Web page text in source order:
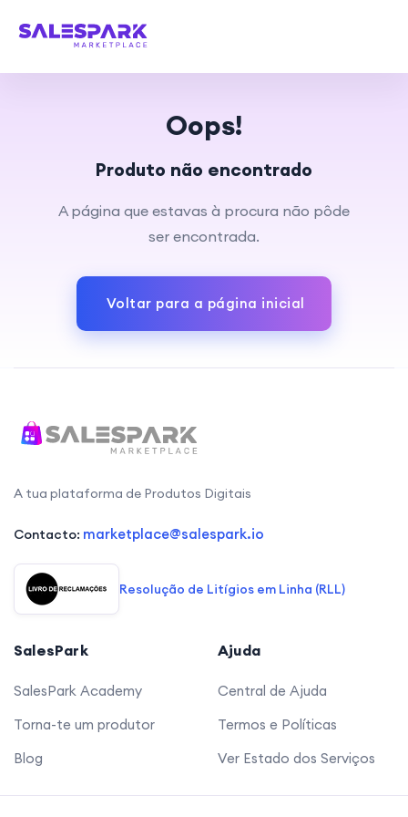
Oops!
Produto não encontrado
A página que estavas à procura não pôde
ser encontrada.
Voltar para a página inicial
A tua plataforma de Produtos Digitais
Contacto: marketplace@salespark.io
Resolução de Litígios em Linha (RLL)
SalesPark
SalesPark Academy
Torna-te um produtor
Blog
Ajuda
Central de Ajuda
Termos e Políticas
Ver Estado dos Serviços